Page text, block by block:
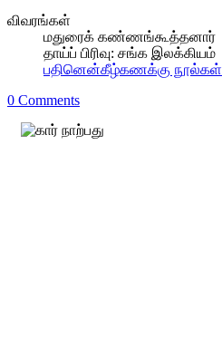
விவரங்கள்
மதுரைக் கண்ணங்கூத்தனார்
தாய்ப் பிரிவு: சங்க இலக்கியம்
பதினென்கீழ்கணக்கு நூல்கள்
0 Comments